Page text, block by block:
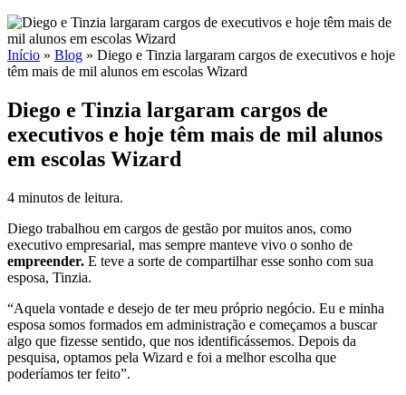
Início » Blog » Diego e Tinzia largaram cargos de executivos e hoje
têm mais de mil alunos em escolas Wizard
Diego e Tinzia largaram cargos de
executivos e hoje têm mais de mil alunos
em escolas Wizard
4 minutos de leitura.
Diego trabalhou em cargos de gestão por muitos anos, como
executivo empresarial, mas sempre manteve vivo o sonho de
empreender. E teve a sorte de compartilhar esse sonho com sua
esposa, Tinzia.
“Aquela vontade e desejo de ter meu próprio negócio. Eu e minha
esposa somos formados em administração e começamos a buscar
algo que fizesse sentido, que nos identificássemos. Depois da
pesquisa, optamos pela Wizard e foi a melhor escolha que
poderíamos ter feito”.